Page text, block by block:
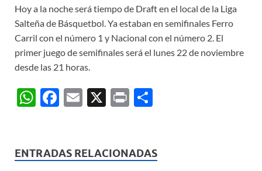
Hoy a la noche será tiempo de Draft en el local de la Liga
Salteña de Básquetbol. Ya estaban en semifinales Ferro
Carril con el número 1 y Nacional con el número 2. El
primer juego de semifinales será el lunes 22 de noviembre
desde las 21 horas.
W
s
F
b
E
X
P
p
ENTRADAS RELACIONADAS